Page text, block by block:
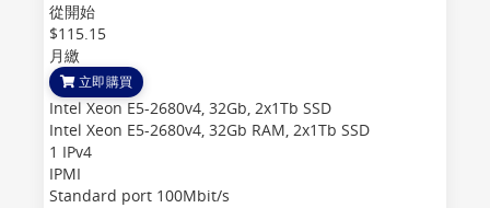
從開始
$115.15
月繳
立即購買
Intel Xeon E5-2680v4, 32Gb, 2x1Tb SSD
Intel Xeon E5-2680v4, 32Gb RAM, 2x1Tb SSD
1 IPv4
IPMI
Standard port 100Mbit/s